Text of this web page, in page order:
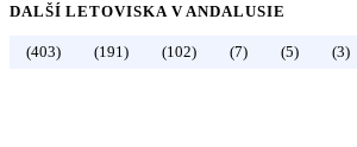
DALŠÍ LETOVISKA V ANDALUSIE
(403) (191) (102) (7) (5) (3)